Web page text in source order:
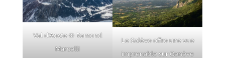
Val d’Aoste © Ramond
Marcelli
Le Salève offre une vue
imprenable sur Genève